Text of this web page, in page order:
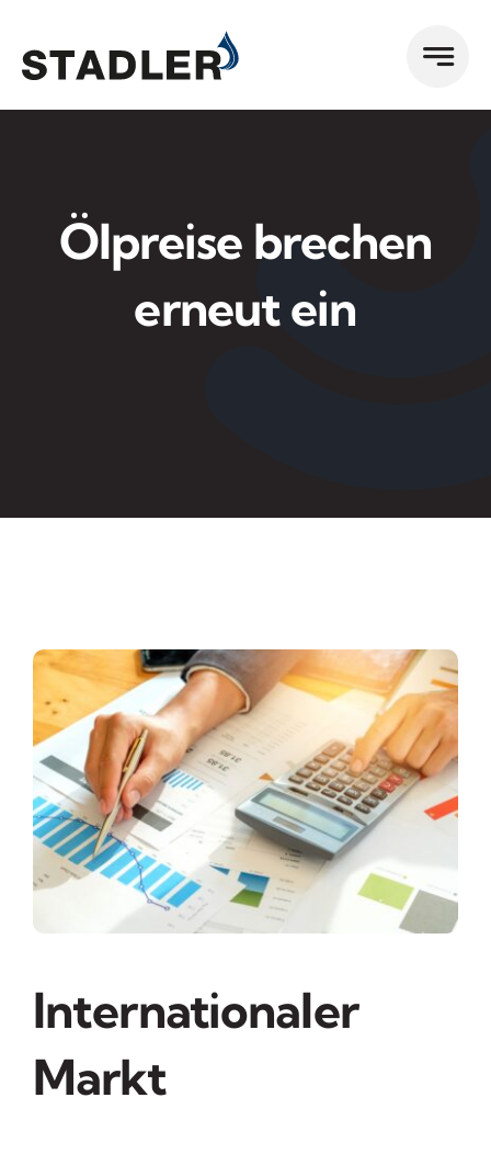
Inhalt
springen
Ölpreise brechen
erneut ein
Internationaler
Markt